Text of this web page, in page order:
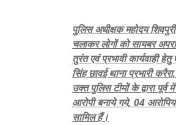
पुलिस अधीक्षक महोदय
चलाकर लोगों को सायबर
तुरंत एवं प्रभावी कार्यवाही
सिंह छावई थाना प्रभारी
उक्त पुलिस टीमों के द्वारा
आरोपी बनाये गये, 04
सामिल हैं।